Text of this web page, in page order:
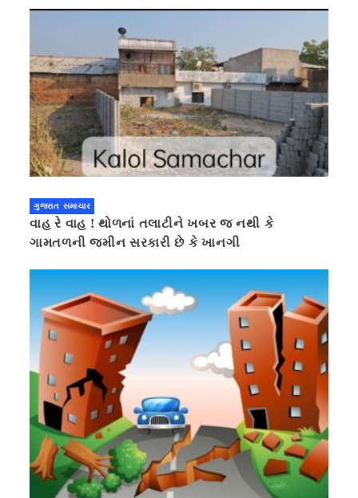
ગુજરાત સમાચાર
વાહ રે વાહ ! થોળનાં તલાટીને ખબર જ નથી કે
ગામતળની જમીન સરકારી છે કે ખાનગી